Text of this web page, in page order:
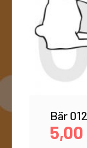
Bär 012
5,00